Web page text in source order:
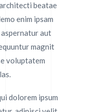
beatae
enim ipsam
aut
magnit
voluptatem
dolorem ipsum